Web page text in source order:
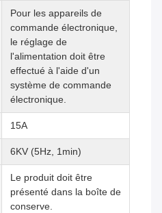
Pour les appareils de
commande électronique,
le réglage de
l'alimentation doit être
effectué à l'aide d'un
système de commande
électronique.
15A
6KV (5Hz, 1min)
Le produit doit être
présenté dans la boîte de
conserve.